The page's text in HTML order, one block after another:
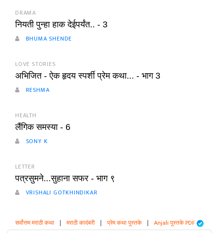
DRAMA
नियती पुन्हा हाक देईपर्यंत.. - 3
BHUMA SHENDE
LOVE STORIES
अभिजित - ऐक हृदय स्पर्शी प्रेम कथा... - भाग 3
RESHMA
HEALTH
लैंगिक समस्या - 6
SONY K
LETTER
पत्रसुमने...सुहाना सफर - भाग ९
VRISHALI GOTKHINDIKAR
सर्वोत्तम मराठी कथा | मराठी कादंबरी | प्रेम कथा पुस्तके | Anjali पुस्तके PDF